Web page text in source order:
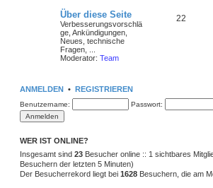
Über diese Seite
Verbesserungsvorschlä
ge, Ankündigungen,
Neues, technische
Fragen, ...
Moderator: Team
22
ANMELDEN • REGISTRIEREN
Benutzername: Passwort:
WER IST ONLINE?
Insgesamt sind 23 Besucher online :: 1 sichtbares
Besuchern der letzten 5 Minuten)
Der Besucherrekord liegt bei 1628 Besuchern, die am